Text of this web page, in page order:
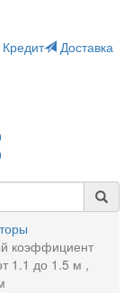
Кредит
Доставка
коэффициент
1.1 до 1.5 м ,